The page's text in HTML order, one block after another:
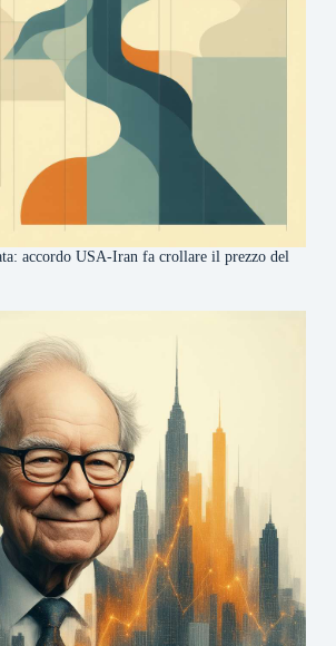
accordo USA-Iran fa crollare il prezzo del